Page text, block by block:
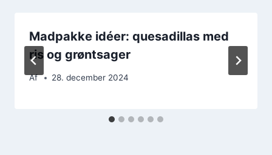
Madpakke idéer: quesadillas med
ris og grøntsager
Af 28. december 2024